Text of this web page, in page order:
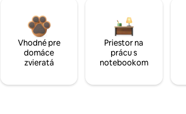
Vhodné pre
domáce
zvieratá
Priestor na
prácu s
notebookom